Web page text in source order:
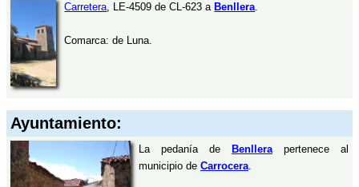
Carretera, LE-4509 de CL-623 a Benllera.
Comarca: de Luna.
Ayuntamiento:
La pedanía de Benllerapertenece al
municipio de Carrocera.